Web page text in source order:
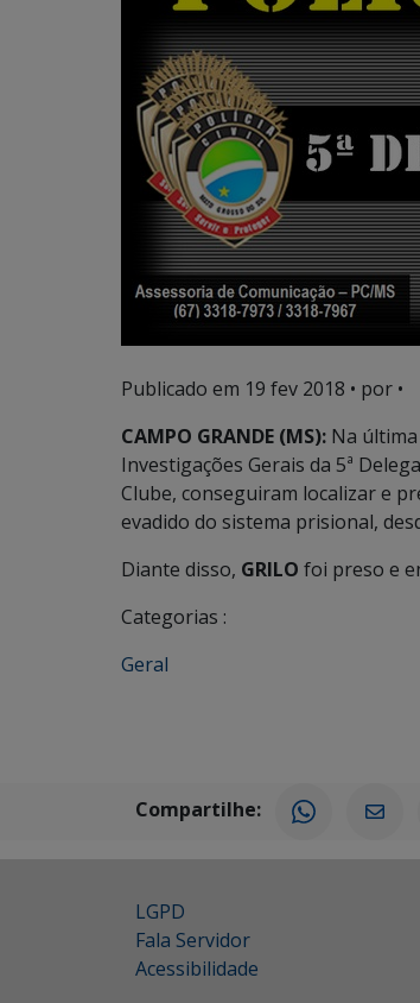
Publicado em 19 fev 2018 • por •
CAMPO GRANDE (MS): Na
Investigações Gerais da 5ª
Clube, conseguiram localizar e
evadido do sistema prisional,
Diante disso, GRILO foi preso e
Categorias :
Geral
Compartilhe:
LGPD
Fala Servidor
Acessibilidade